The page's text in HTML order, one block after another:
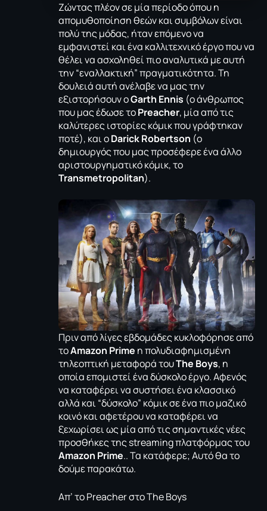
Ζώντας πλέον σε μία περίοδο όπου η
απομυθοποίηση θεών και συμβόλων είναι
πολύ της μόδας, ήταν επόμενο να
εμφανιστεί και ένα καλλιτεχνικό έργο που να
θέλει να ασχοληθεί πιο αναλυτικά με αυτή
την “εναλλακτική” πραγματικότητα. Τη
δουλειά αυτή ανέλαβε να μας την
εξιστορήσουν οGarth Ennis (ο άνθρωπος
που μας έδωσε τοPreacher, μία από τις
καλύτερες ιστορίες κόμικ που γράφτηκαν
ποτέ), και οDarick Robertson (ο
δημιουργός που μας προσέφερε ένα άλλο
αριστουργηματικό κόμικ, το
Transmetropolitan).
Πριν από λίγες εβδομάδες κυκλοφόρησε από
τοAmazon Prime η πολυδιαφημισμένη
τηλεοπτική μεταφορά τουThe Boys, η
οποία επομιστεί ένα δύσκολο έργο. Αφενός
να καταφέρει να συστήσει ένα κλασσικό
αλλά και “δύσκολο” κόμικ σε ένα πιο μαζικό
κοινό και αφετέρου να καταφέρει να
ξεχωρίσει ως μία από τις σημαντικές νέες
προσθήκες της streaming πλατφόρμας του
Amazon Prime.. Τα κατάφερε; Αυτό θα το
δούμε παρακάτω.
Απ’ το Preacher στο The Boys